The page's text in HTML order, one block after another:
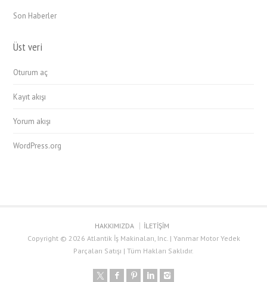
Son Haberler
Üst veri
Oturum aç
Kayıt akışı
Yorum akışı
WordPress.org
HAKKIMIZDA
İLETİŞİM
Copyright © 2026 Atlantik İş Makinaları, Inc. | Yanmar Motor Yedek
Parçaları Satışı | Tüm Hakları Saklıdır.